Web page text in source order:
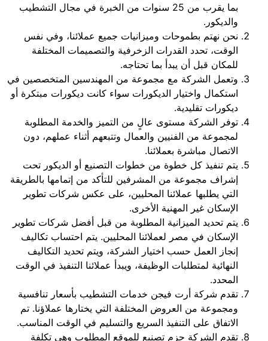
بما يقرب من 25 سنوات من الخبرة في مجال التشطيب
والديكور.
نحن نهتم بطموحات وميزانيات جميع عملائنا، وفي نفس
الوقت، تحدد القدرات الزخرفية والتصميمات المختلفة
للمكان قبل أن يبدأ بما تحتاجه.
وتعمل الشركة مع مجموعة من المهندسين المتخصصين في
استكمال واختيار الديكورات سواء كانت ديكورات مبتكرة أو
ديكورات تقليدية.
توفر الشركة مستوى عالٍ من التميز والخدمة المطلوبة
لمجموعة من الفنيين والعمال وتتبعهم أثناء عملهم، دون
الاتصال مباشرة بعملائنا.
يتم تنفيذ كل خطوة من خطوات التصنيع أو الديكور تحت
إشراف مجموعة من المشرفين للتأكد من إتمامها بالطريقة
التي يطلبها عملائنا المحليين، على عكس شركات تطوير
الإسكان غير المهنية الأخرى.
يتم تحديد الميزانية المطلوبة من قبل أفضل شركات تطوير
الإسكان في مصر لعملائنا المحليين. يتم احتساب تكاليف
إنجاز العمل حسب اختيار الشركة، ويتم تحديد التكاليف
النهائية لمتطلبات الوظيفة، ويبدأ عملائنا التنفيذ في الوقت
المحدد.
تقدم شركة أرت فيجن خدمات التشطيب بأسعار تنافسية
ومجموعة من العروض المختلفة التي يختارها عملاؤنا. تم
الاتفاق على التنفيذ السريع والتسليم في الوقت المناسب.
تقدم الشركة حزم تصنيع للموقع المطلوب وهي تكلفة